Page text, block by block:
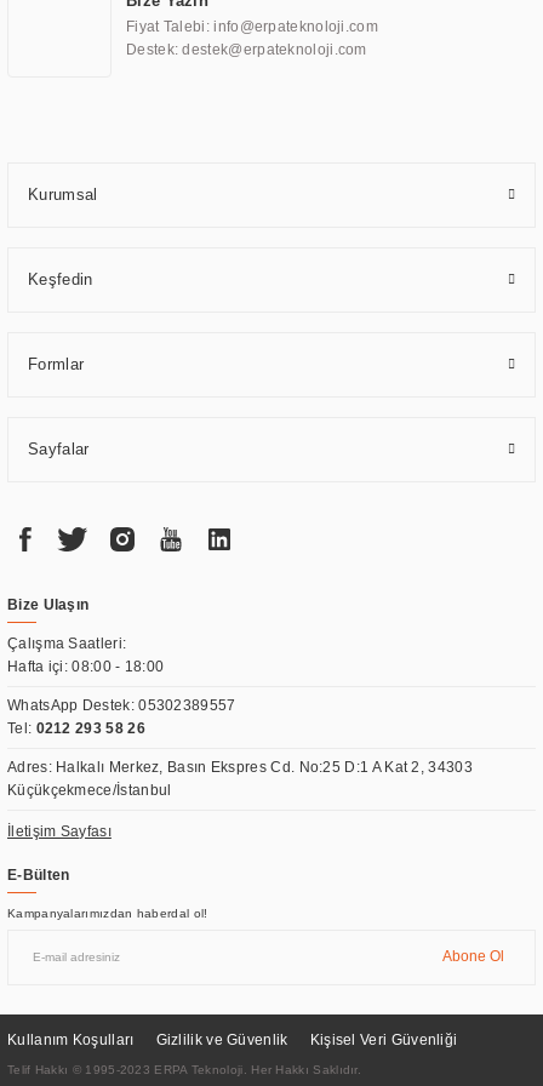
ve karşılamak için özelleştirilmiş çözümler geliştirmek, ERPA Teknoloji'nin
uzmanlık alanları arasında yer almaktadır. ERPA Teknoloji, uluslararası
Fiyat Talebi: info@erpateknoloji.com
Destek: destek@erpateknoloji.com
Kurumsal
Keşfedin
Formlar
Sayfalar
Bize Ulaşın
Çalışma Saatleri:
Hafta içi: 08:00 - 18:00
WhatsApp Destek:05302389557
Tel: 0212 293 58 26
Adres: Halkalı Merkez, Basın Ekspres Cd. No:25 D:1 A Kat 2, 34303
Küçükçekmece/İstanbul
İletişim Sayfası
E-Bülten
Kampanyalarımızdan haberdal ol!
Abone Ol
Kullanım Koşulları Gizlilik ve Güvenlik Kişisel Veri Güvenliği
Telif Hakkı © 1995-2023 ERPA Teknoloji. Her Hakkı Saklıdır.